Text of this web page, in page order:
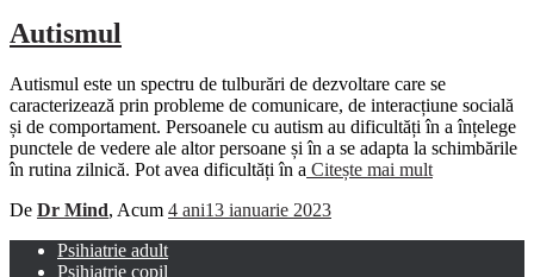
Autismul
Autismul este un spectru de tulburări de dezvoltare care se
caracterizează prin probleme de comunicare, de interacțiune socială
și de comportament. Persoanele cu autism au dificultăți în a înțelege
punctele de vedere ale altor persoane și în a se adapta la schimbările
în rutina zilnică. Pot avea dificultăți în a Citește mai mult
De Dr Mind, Acum 4 ani13 ianuarie 2023
Psihiatrie adult
Psihiatrie copil